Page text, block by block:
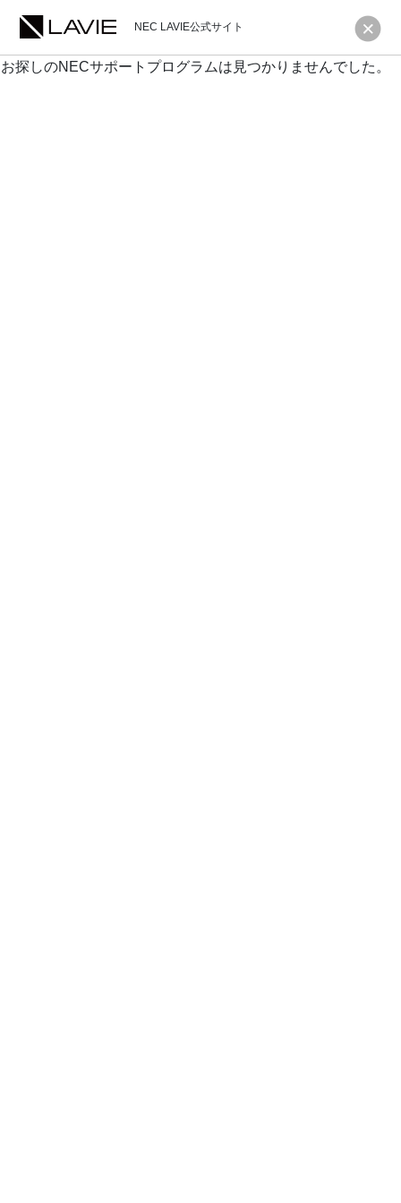
NEC LAVIE公式サイト
お探しのNECサポートプログラムは見つかりませんでした。